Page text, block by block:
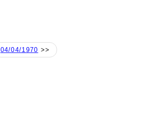
04/04/1970 >>